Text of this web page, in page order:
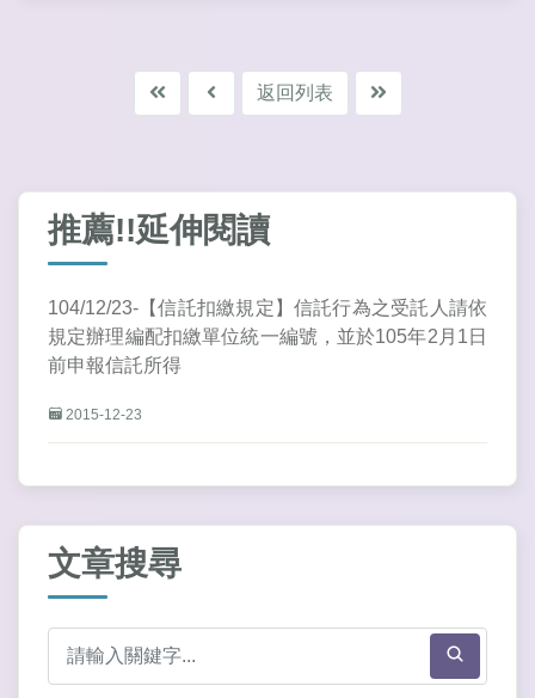
返回列表
推薦!!延伸閱讀
104/12/23-【信託扣繳規定】信託行為之受託人請依
規定辦理編配扣繳單位統一編號，並於105年2月1日
前申報信託所得
2015-12-23
文章搜尋